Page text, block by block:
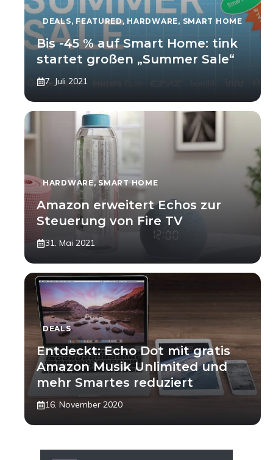
DEALS, FEATURED, HARDWARE, SMART HOME
Bis -45 % auf Smart Home: tink
startet großen „Summer Sale“
7. Juli 2021
HARDWARE,SMART HOME
Amazon erweitert Echos zur
Steuerung von Fire TV
31. Mai 2021
DEALS
Entdeckt: Echo Dot mit gratis
Amazon Musik Unlimited und
mehr Smartes reduziert
16. November 2020